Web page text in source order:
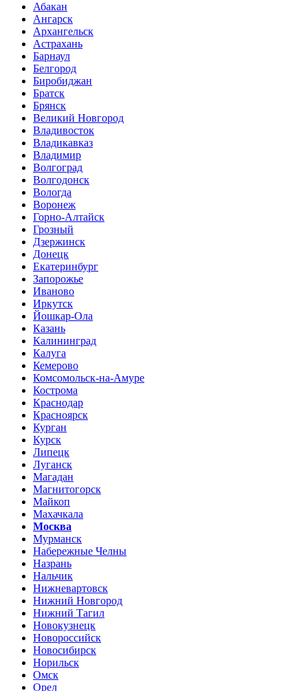
Абакан
Ангарск
Архангельск
Астрахань
Барнаул
Белгород
Биробиджан
Братск
Брянск
Великий Новгород
Владивосток
Владикавказ
Владимир
Волгоград
Волгодонск
Вологда
Воронеж
Горно-Алтайск
Грозный
Дзержинск
Донецк
Екатеринбург
Запорожье
Иваново
Иркутск
Йошкар-Ола
Казань
Калининград
Калуга
Кемерово
Комсомольск-на-Амуре
Кострома
Краснодар
Красноярск
Курган
Курск
Липецк
Луганск
Магадан
Магнитогорск
Майкоп
Махачкала
Москва
Мурманск
Набережные Челны
Назрань
Нальчик
Нижневартовск
Нижний Новгород
Нижний Тагил
Новокузнецк
Новороссийск
Новосибирск
Норильск
Омск
Орел